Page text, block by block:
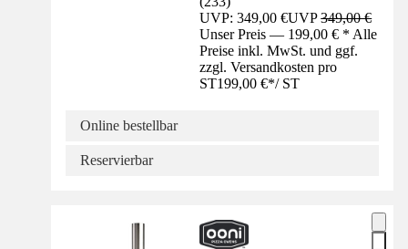
UVP: 349,00 €UVP349,00 €
Unser Preis — 199,00 € * Alle
Preise inkl. MwSt. und ggf.
zzgl. Versandkosten pro
ST199,00 €*/ ST
Online bestellbar
Reservierbar